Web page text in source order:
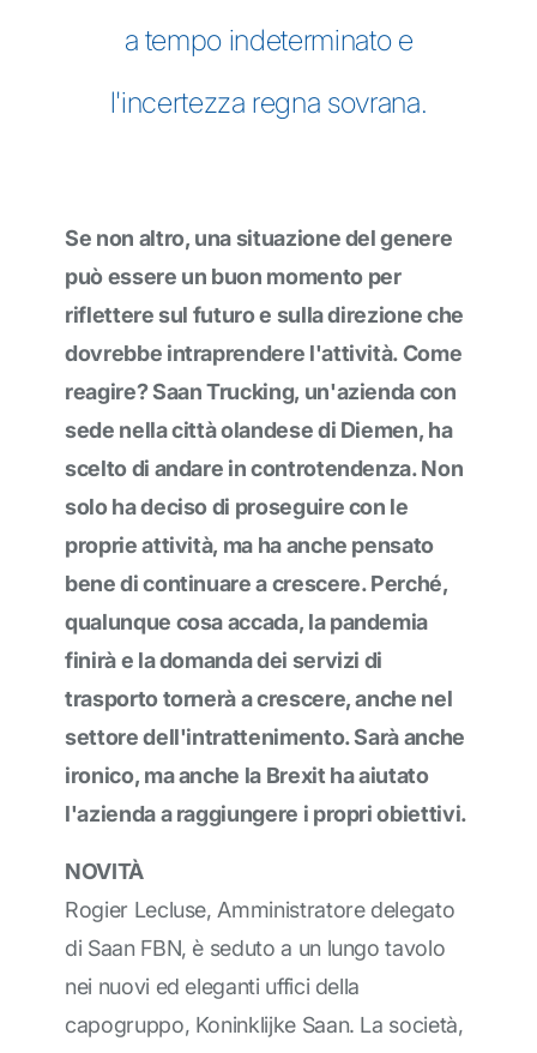
a tempo indeterminato e
l'incertezza regna sovrana.
Se non altro, una situazione del genere
può essere un buon momento per
riflettere sul futuro e sulla direzione che
dovrebbe intraprendere l'attività. Come
reagire? Saan Trucking, un'azienda con
sede nella città olandese di Diemen, ha
scelto di andare in controtendenza. Non
solo ha deciso di proseguire con le
proprie attività, ma ha anche pensato
bene di continuare a crescere. Perché,
qualunque cosa accada, la pandemia
finirà e la domanda dei servizi di
trasporto tornerà a crescere, anche nel
settore dell'intrattenimento. Sarà anche
ironico, ma anche la Brexit ha aiutato
l'azienda a raggiungere i propri obiettivi.
NOVITÀ
Rogier Lecluse, Amministratore delegato
di Saan FBN, è seduto a un lungo tavolo
nei nuovi ed eleganti uffici della
capogruppo, Koninklijke Saan. La società,